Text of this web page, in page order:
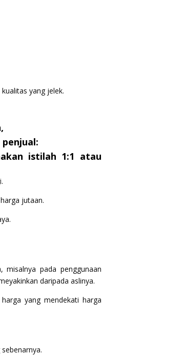
yang jelek.
istilah 1:1 atau
jutaan.
pada penggunaan
daripada aslinya.
yang mendekati harga